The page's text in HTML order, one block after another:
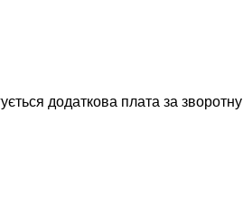
додаткова плата за зворотну